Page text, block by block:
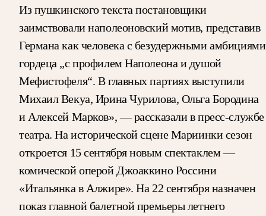
Из пушкинского текста постановщики
заимствовали наполеоновский мотив, представив
Германа как человека с безудержными
гордеца „с профилем Наполеона и душой
Мефистофеля“. В главных партиях выступили
Михаил Векуа, Ирина Чурилова, Ольга Бородина
и Алексей Марков», — рассказали в пресс-службе
театра. На исторической сцене Мариинки сезон
откроется 15 сентября новым спектаклем —
комической оперой Джоаккино Россини
«Итальянка в Алжире». На 22 сентября назначен
показ главной балетной премьеры летнего